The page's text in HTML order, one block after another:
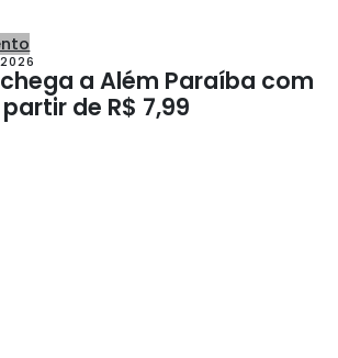
a Além Paraíba com
de R$ 7,99